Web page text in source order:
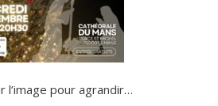
l’image pour agrandir…